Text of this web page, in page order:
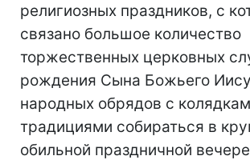
религиозных праздников, с
связано большое количество
торжественных церковных
рождения Сына Божьего
народных обрядов с
традициями собираться в
обильной праздничной